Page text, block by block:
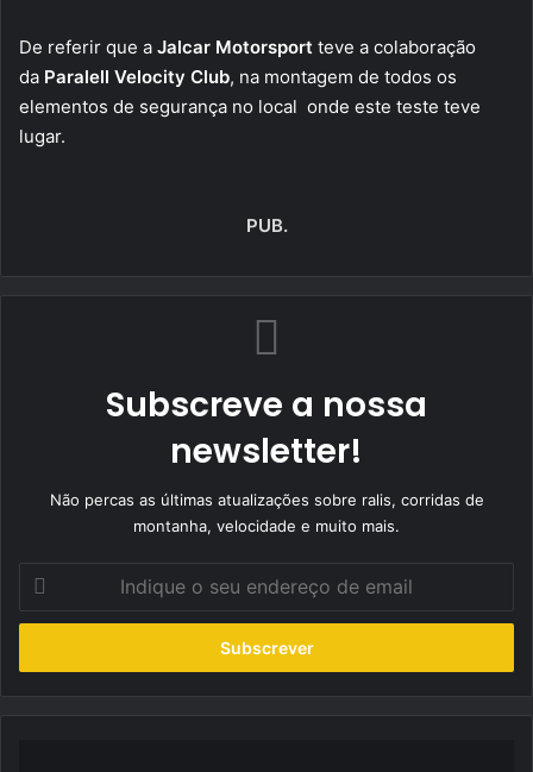
De referir que a Jalcar Motorsport teve a colaboração
da Paralell Velocity Club, na montagem de todos os
elementos de segurança no local onde este teste teve
lugar.
PUB.
Subscreve a nossa
newsletter!
Não percas as últimas atualizações sobre ralis, corridas de
montanha, velocidade e muito mais.
seu
de